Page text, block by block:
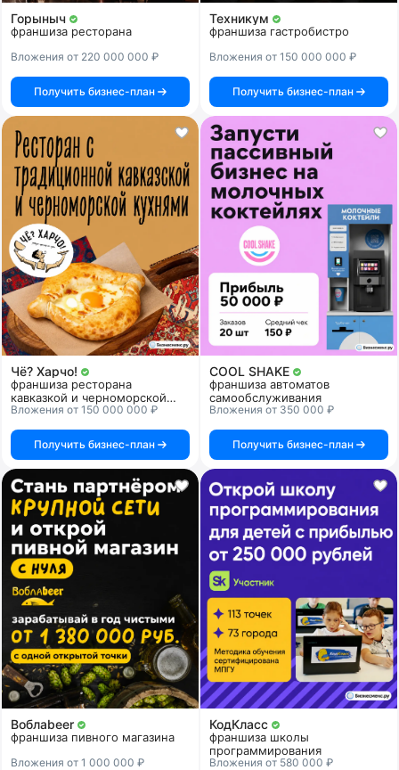
Горыныч
франшиза ресторана
Вложения от 220 000 000 ₽
Получить бизнес-план
Техникум
франшиза гастробистро
Вложения от 150 000 000 ₽
Получить бизнес-план
Чё? Харчо!
франшиза ресторана
кавказкой и черноморской
кухни
Вложения от 150 000 000 ₽
Получить бизнес-план
COOL SHAKE
франшиза автоматов
самообслуживания
Вложения от 350 000 ₽
Получить бизнес-план
Воблаbeer
франшиза пивного магазина
Вложения от 1 000 000 ₽
КодКласс
франшиза школы
программирования
Вложения от 580 000 ₽